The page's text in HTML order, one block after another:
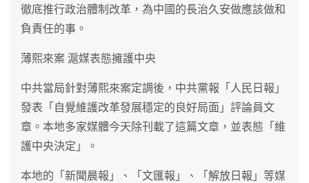
徹底推行政治體制改革，為中國的長治久安做應該做和
負責任的事。
薄熙來案 滬媒表態擁護中央
中共當局針對薄熙來案定調後，中共黨報「人民日報」
發表「自覺維護改革發展穩定的良好局面」評論員文
章。本地多家媒體今天除刊載了這篇文章，並表態「維
護中央決定」。
本地的「新聞晨報」、「文匯報」、「解放日報」等媒